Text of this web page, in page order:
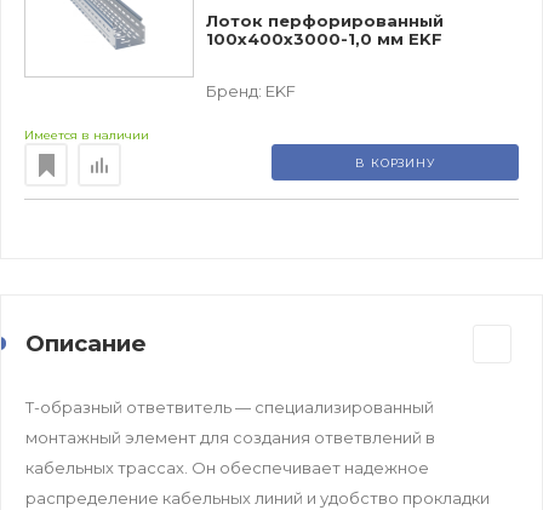
Лоток перфорированный
100х400х3000-1,0 мм EKF
Бренд: EKF
Имеется в наличии
В КОРЗИНУ
Описание
Т-образный ответвитель — специализированный
монтажный элемент для создания ответвлений в
кабельных трассах. Он обеспечивает надежное
распределение кабельных линий и удобство прокладки